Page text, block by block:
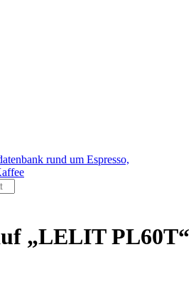
rund um Espresso,
„LELIT PL60T“